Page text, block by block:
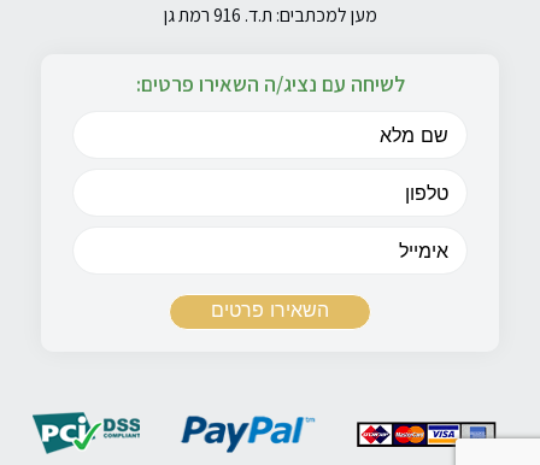
מען למכתבים: ת.ד. 916 רמת גן
לשיחה עם נציג/ה השאירו פרטים: